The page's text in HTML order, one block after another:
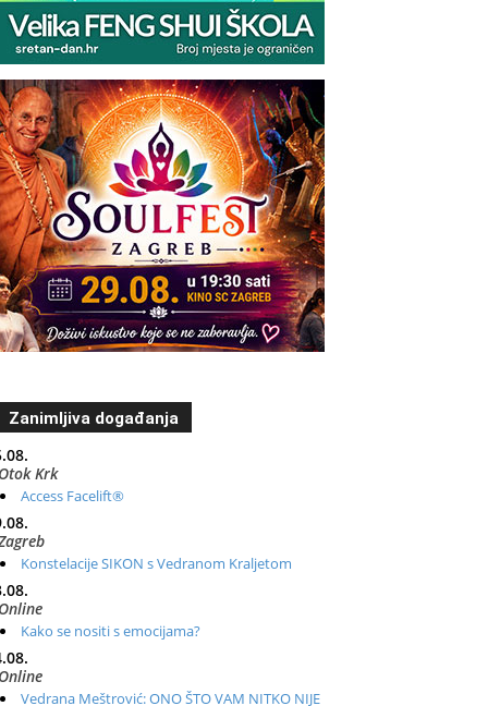
Zanimljiva događanja
Otok Krk
Access Facelift®
Konstelacije SIKON s Vedranom Kraljetom
Online
Kako se nositi s emocijama?
Online
Vedrana Meštrović: ONO ŠTO VAM NITKO NIJE